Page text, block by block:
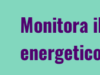
Monitora